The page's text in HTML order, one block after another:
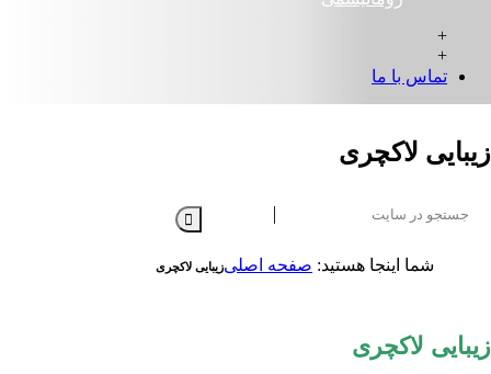
+
+
تماس با ما
زیبایی لاکچری
شما اینجا هستید: صفحه اصلیزیبایی لاکچری
زیبایی لاکچری